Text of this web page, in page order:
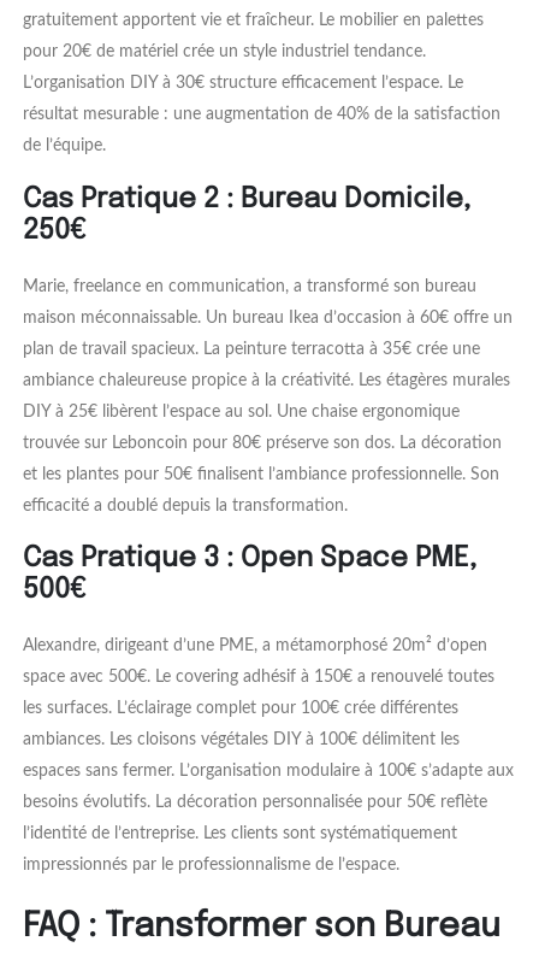
gratuitement apportent vie et fraîcheur. Le mobilier en palettes
pour 20€ de matériel crée un style industriel tendance.
L’organisation DIY à 30€ structure efficacement l’espace. Le
résultat mesurable : une augmentation de 40% de la satisfaction
de l’équipe.
Cas Pratique 2 : Bureau Domicile,
250€
Marie, freelance en communication, a transformé son bureau
maison méconnaissable. Un bureau Ikea d’occasion à 60€ offre un
plan de travail spacieux. La peinture terracotta à 35€ crée une
ambiance chaleureuse propice à la créativité. Les étagères murales
DIY à 25€ libèrent l’espace au sol. Une chaise ergonomique
trouvée sur Leboncoin pour 80€ préserve son dos. La décoration
et les plantes pour 50€ finalisent l’ambiance professionnelle. Son
efficacité a doublé depuis la transformation.
Cas Pratique 3 : Open Space PME,
500€
Alexandre, dirigeant d’une PME, a métamorphosé 20m² d’open
space avec 500€. Le covering adhésif à 150€ a renouvelé toutes
les surfaces. L’éclairage complet pour 100€ crée différentes
ambiances. Les cloisons végétales DIY à 100€ délimitent les
espaces sans fermer. L’organisation modulaire à 100€ s’adapte aux
besoins évolutifs. La décoration personnalisée pour 50€ reflète
l’identité de l’entreprise. Les clients sont systématiquement
impressionnés par le professionnalisme de l’espace.
FAQ : Transformer son Bureau